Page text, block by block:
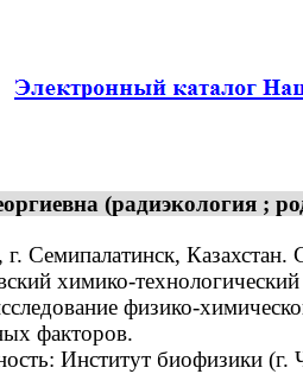
(радиэкология ;
Семипалатинск, Казахстан.
химико-
физико-
факторов.
Институт биофизики (г.